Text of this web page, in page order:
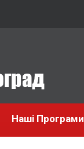
Наші Програми